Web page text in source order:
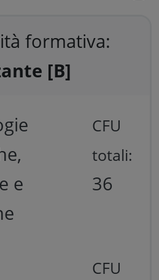
formativa:
[B]
e
CFU
totali:
36
CFU